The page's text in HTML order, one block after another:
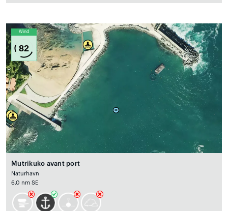
Wind
82
Mutrikuko avant port
Naturhavn
6.0 nm SE